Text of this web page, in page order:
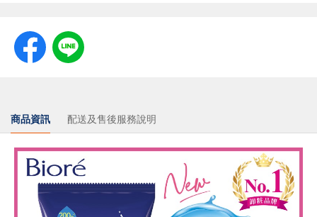
商品資訊 配送及售後服務說明